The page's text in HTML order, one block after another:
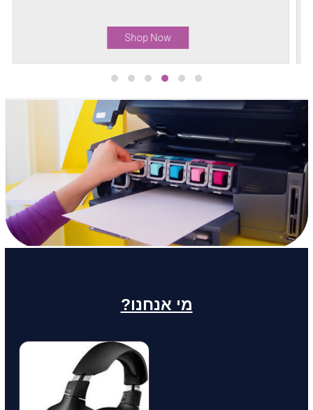
Shop Now
מי אנחנו?